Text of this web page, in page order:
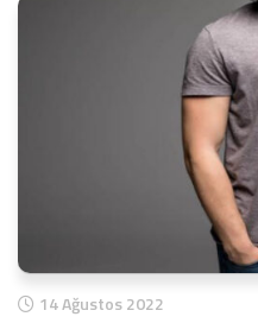
14 Ağustos 2022